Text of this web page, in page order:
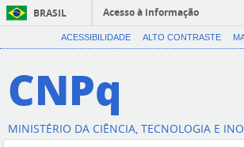
BRASIL
Acesso à informação
ACESSIBILIDADE ALTO CONTRASTE
CNPq
MINISTÉRIO DA CIÊNCIA, TECNOLOGIA E